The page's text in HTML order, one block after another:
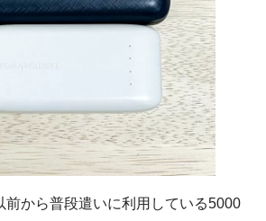
前から普段遣いに利用している5000